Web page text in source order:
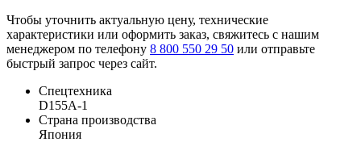
Чтобы уточнить актуальную цену, технические
характеристики или оформить заказ, свяжитесь с нашим
менеджером по телефону 8 800 550 29 50 или отправьте
быстрый запрос через сайт.
Спецтехника
D155A-1
Страна производства
Япония